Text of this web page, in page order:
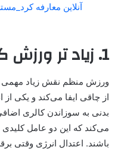
آنلاین معارفه
1. زیاد تر ورزش کنید
ورزش منظم نقش زیاد مهمی
از چاقی ایفا می‌کند و یکی
بدنی به سوزاندن کالری
می‌کند که این دو عامل
باشند. اعتدال انرژی وقتی